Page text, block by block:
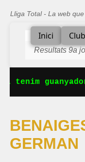
Lliga Total - La web
Inici
Resultats 9a
tenim
GERMAN